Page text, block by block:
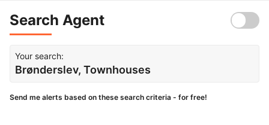
Search Agent
Your search:
Brønderslev, Townhouses
Send me alerts based on these search criteria - for free!